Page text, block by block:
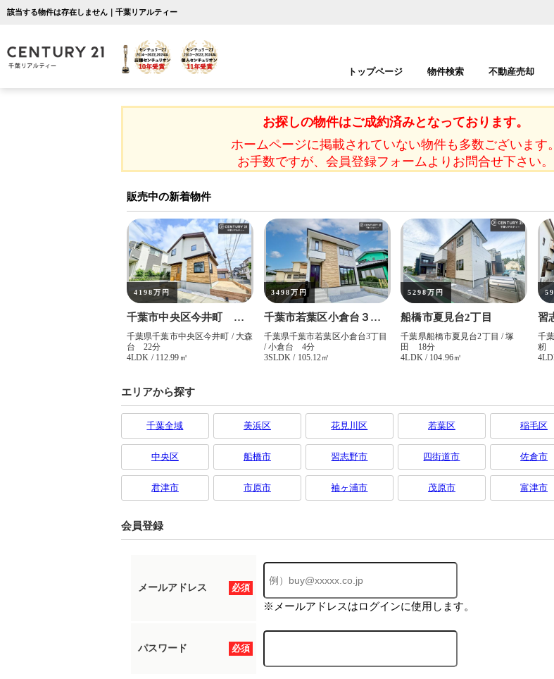
該当する物件は存在しません｜千葉リアルティー
トップページ 物件検索
千葉エリア 木更津エリア
不動産売却
お探しの物件はご成約済みとなっております。
ホームページに掲載されていない物件も多数ございます。
お手数ですが、会員登録フォームよりお問合せ下さい。
エリアから探す
千葉全域 美浜区 花見川区 若葉区 稲毛区
中央区 船橋市 習志野市 四街道市 佐倉市
君津市 市原市 袖ヶ浦市 茂原市 富津市
会員登録
必須
メールアドレス
※メールアドレスはログインに使用します。
必須
パスワード